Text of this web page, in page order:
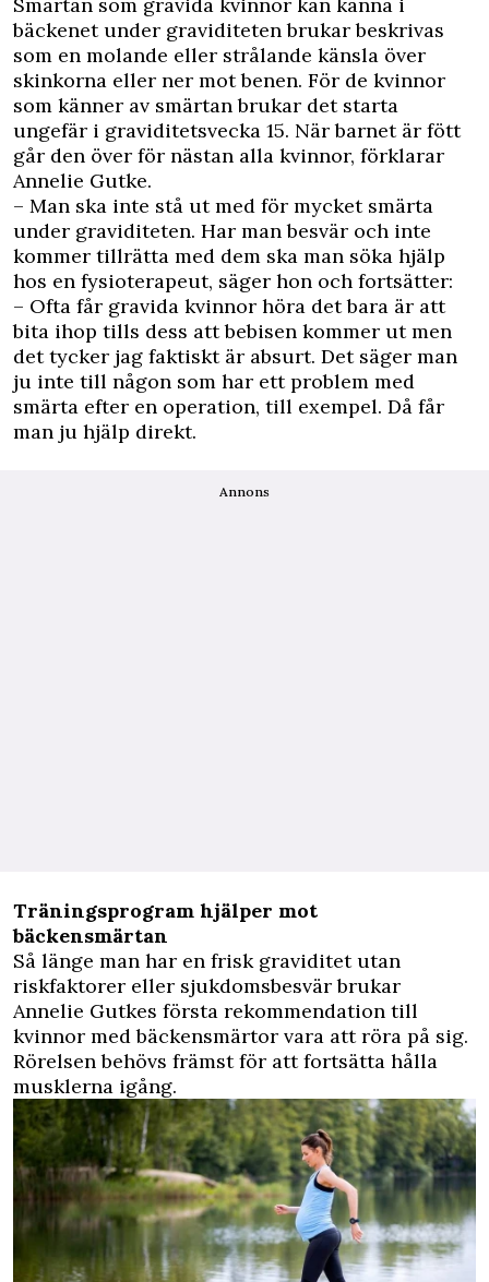
bäckenet under graviditeten brukar beskrivas
som en molande eller strålande känsla över
skinkorna eller ner mot benen. För de kvinnor
som känner av smärtan brukar det starta
ungefär i graviditetsvecka 15. När barnet är fött
går den över för nästan alla kvinnor, förklarar
Annelie Gutke.
– Man ska inte stå ut med för mycket smärta
under graviditeten. Har man besvär och inte
kommer tillrätta med dem ska man söka hjälp
hos en fysioterapeut, säger hon och fortsätter:
– Ofta får gravida kvinnor höra det bara är att
bita ihop tills dess att bebisen kommer ut men
det tycker jag faktiskt är absurt. Det säger man
ju inte till någon som har ett problem med
smärta efter en operation, till exempel. Då får
man ju hjälp direkt.
Annons
Träningsprogram hjälper mot
bäckensmärtan
Så länge man har en frisk graviditet utan
riskfaktorer eller sjukdomsbesvär brukar
Annelie Gutkes första rekommendation till
kvinnor med bäckensmärtor vara att röra på sig.
Rörelsen behövs främst för att fortsätta hålla
musklerna igång.